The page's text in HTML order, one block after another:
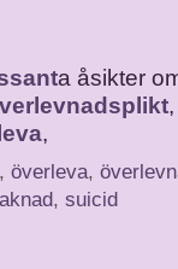
a åsikter
,
, överleva,
, suicid